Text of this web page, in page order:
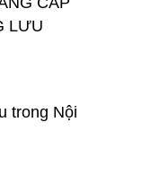
LƯU
trong Nội